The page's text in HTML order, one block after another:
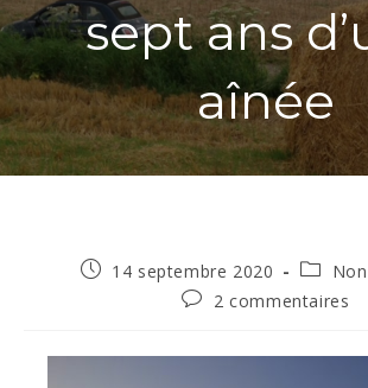
sept ans
aînée
Publication
14 septembre 2020
Post
category:
Commentaires
2 commentaires